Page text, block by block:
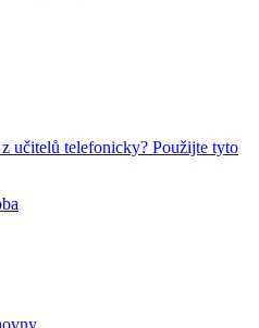
učitelů telefonicky? Použijte tyto